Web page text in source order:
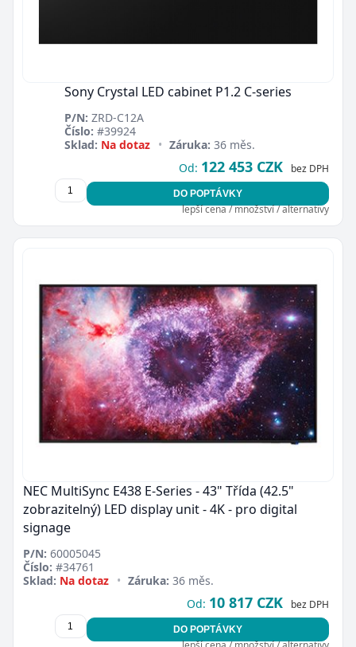
Sony Crystal LED cabinet P1.2 C-series
P/N: ZRD-C12A
Číslo: #39924
Sklad: Na dotaz • Záruka: 36 měs.
Od: 122 453 CZK bez DPH
DO POPTÁVKY
lepší cena / množství / alternativy
NEC MultiSync E438 E-Series - 43" Třída (42.5"
zobrazitelný) LED display unit - 4K - pro digital
signage
P/N: 60005045
Číslo: #34761
Sklad: Na dotaz • Záruka: 36 měs.
Od: 10 817 CZK bez DPH
DO POPTÁVKY